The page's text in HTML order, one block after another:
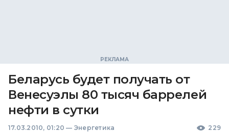
Беларусь будет получать от
Венесуэлы 80 тысяч баррелей
нефти в сутки
17.03.2010, 01:20 — Энергетика 229